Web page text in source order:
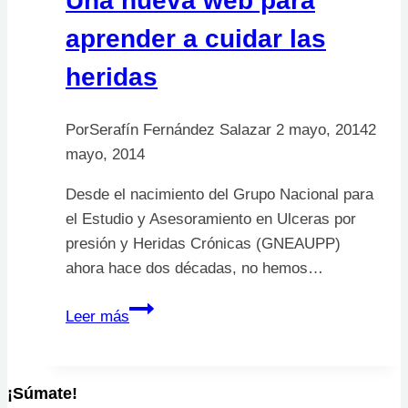
aprender a cuidar las
heridas
PorSerafín Fernández Salazar 2 mayo, 20142
mayo, 2014
Desde el nacimiento del Grupo Nacional para
el Estudio y Asesoramiento en Ulceras por
presión y Heridas Crónicas (GNEAUPP)
ahora hace dos décadas, no hemos…
Leer más
Una
¡Súmate!